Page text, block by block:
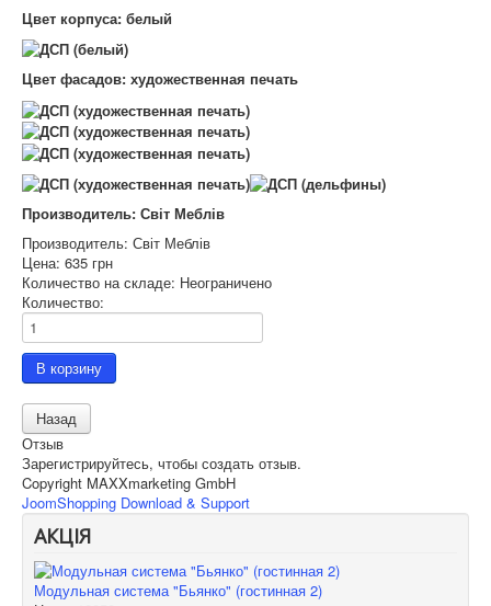
Цвет корпуса: белый
Цвет фасадов: художественная печать
Производитель: Світ Меблів
Производитель: Світ Меблів
Цена: 635 грн
Количество на складе: Неограничено
Количество:
Отзыв
Зарегистрируйтесь, чтобы создать отзыв.
Copyright MAXXmarketing GmbH
JoomShopping Download & Support
АКЦІЯ
Модульная система "Бьянко" (гостинная 2)